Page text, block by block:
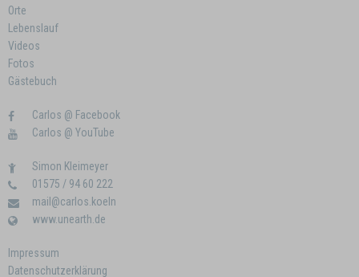
Orte
Lebenslauf
Videos
Fotos
Gästebuch
Carlos @ Facebook
Carlos @ YouTube
Simon Kleimeyer
01575 / 94 60 222
mail@carlos.koeln
www.unearth.de
Impressum
Datenschutzerklärung